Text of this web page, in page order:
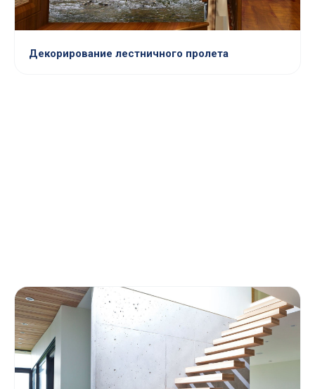
Декорирование лестничного пролета